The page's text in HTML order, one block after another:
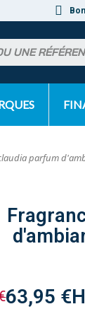
parfum
63,95 €